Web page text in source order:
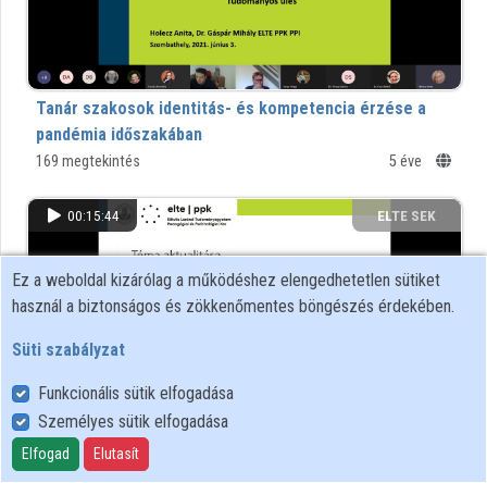
Intézmények
Közreműködők
Tanár szakosok identitás- és kompetencia érzése a
pandémia időszakában
Kutatások a COVID-19 pandémia idején - tudományos ülés
169 megtekintés 5 éve
00:15:44
ELTE SEK
Lemorzsolódás vizsgálatok az ELTE Savaria Egyetemi
Ez a weboldal kizárólag a működéshez elengedhetetlen sütiket
használ a biztonságos és zökkenőmentes böngészés érdekében.
Süti szabályzat
Funkcionális sütik elfogadása
Személyes sütik elfogadása
Elfogad Elutasít